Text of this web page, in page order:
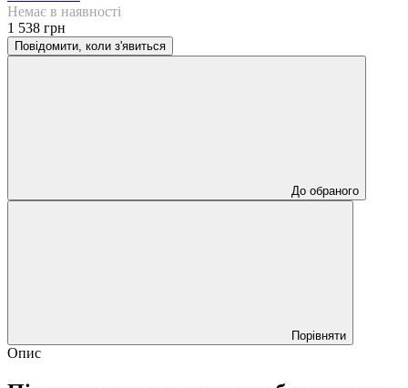
Немає в наявності
1 538 грн
Повідомити, коли з'явиться
До обраного
Порівняти
Опис